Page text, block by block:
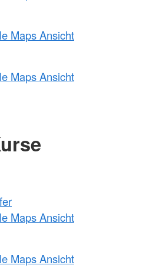
Maps Ansicht
Maps Ansicht
Maps Ansicht
Maps Ansicht